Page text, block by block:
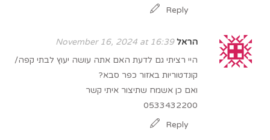
Reply
הראל November 16, 2024 at 16:39
היי רציתי גם לדעת האם אתה עושה יעוץ לבתי קפה/
קונדטוריות באזור כפר סבא?
ואם כן אשמח שתיצור איתי קשר
0533432200
Reply